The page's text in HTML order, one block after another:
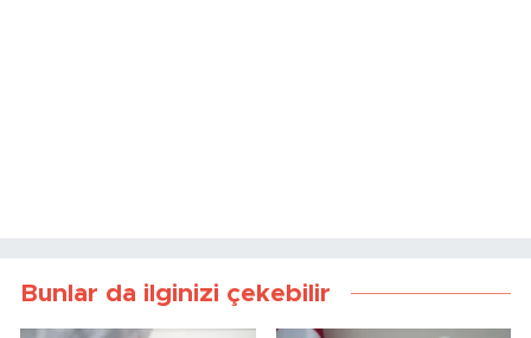
Bunlar da ilginizi çekebilir